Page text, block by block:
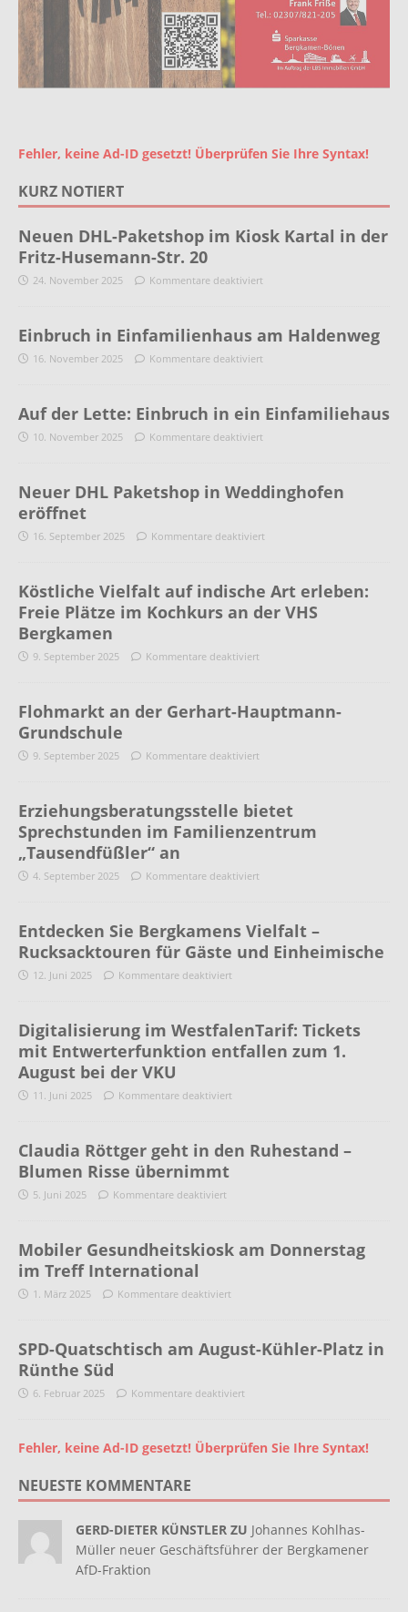
Fehler, keine Ad-ID gesetzt! Überprüfen Sie Ihre Syntax!
KURZ NOTIERT
Neuen DHL-Paketshop im Kiosk Kartal in der
Fritz-Husemann-Str. 20
24. November 2025 Kommentare deaktiviert
Einbruch in Einfamilienhaus am Haldenweg
16. November 2025 Kommentare deaktiviert
Auf der Lette: Einbruch in ein Einfamiliehaus
10. November 2025 Kommentare deaktiviert
Neuer DHL Paketshop in Weddinghofen
eröffnet
16. September 2025 Kommentare deaktiviert
Köstliche Vielfalt auf indische Art erleben:
Freie Plätze im Kochkurs an der VHS
Bergkamen
9. September 2025 Kommentare deaktiviert
Flohmarkt an der Gerhart-Hauptmann-
Grundschule
9. September 2025 Kommentare deaktiviert
Erziehungsberatungsstelle bietet
Sprechstunden im Familienzentrum
„Tausendfüßler“ an
4. September 2025 Kommentare deaktiviert
Entdecken Sie Bergkamens Vielfalt –
Rucksacktouren für Gäste und Einheimische
12. Juni 2025 Kommentare deaktiviert
Digitalisierung im WestfalenTarif: Tickets
mit Entwerterfunktion entfallen zum 1.
August bei der VKU
11. Juni 2025 Kommentare deaktiviert
Claudia Röttger geht in den Ruhestand –
Blumen Risse übernimmt
5. Juni 2025 Kommentare deaktiviert
Mobiler Gesundheitskiosk am Donnerstag
im Treff International
1. März 2025 Kommentare deaktiviert
SPD-Quatschtisch am August-Kühler-Platz in
Rünthe Süd
6. Februar 2025 Kommentare deaktiviert
Fehler, keine Ad-ID gesetzt! Überprüfen Sie Ihre Syntax!
NEUESTE KOMMENTARE
GERD-DIETER KÜNSTLER ZU Johannes Kohlhas-
Müller neuer Geschäftsführer der Bergkamener
AfD-Fraktion